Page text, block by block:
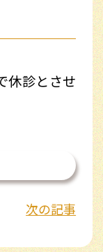
休診とさせ
次の記事